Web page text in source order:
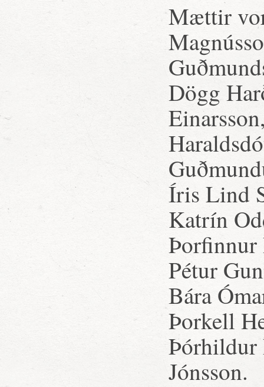
Mættir
Dögg
Íris Lind
Katrín
Þorfinnur
Pétur
Bára
Þorkell
Þórhildur
Jónsson.